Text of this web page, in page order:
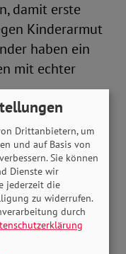
damit erste
Kinderarmut
haben ein
mit echter
macht
sollen
Höhe
Drittanbietern, um
und auf Basis von
Sie können
Dienste wir
jederzeit die
zu widerrufen.
durch